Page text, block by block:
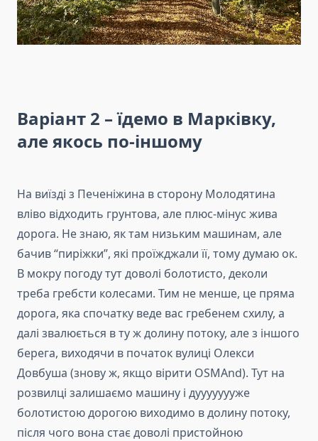
Варіант 2 – їдемо в Марківку,
але якось по-іншому
На виїзді з Печеніжина в сторону Молодятина
вліво відходить грунтова, але плюс-мінус жива
дорога. Не знаю, як там низьким машинам, але
бачив “пиріжки”, які проїжджали її, тому думаю ок.
В мокру погоду тут доволі болотисто, деколи
треба гребсти колесами. Тим не менше, це пряма
дорога, яка спочатку веде вас гребенем схилу, а
далі звалюється в ту ж долину потоку, але з іншого
берега, виходячи в початок вулиці Олекси
Довбуша (знову ж, якщо вірити OSMAnd). Тут на
розвилці залишаємо машину і дуууууууже
болотистою дорогою виходимо в долину потоку,
після чого вона стає доволі пристойною